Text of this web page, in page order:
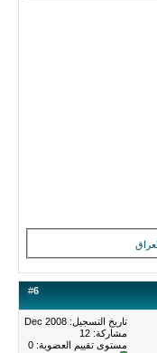
#6
تاريخ التسجيل: Dec 2008
مشاركة: 12
مستوى تقييم العضوية: 0